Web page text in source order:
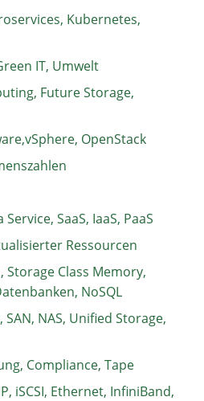
Kubernetes,
IT, Umwelt
Future Storage,
OpenStack
SaaS, IaaS, PaaS
Ressourcen
Storage Class Memory,
NoSQL
NAS, Unified Storage,
Compliance, Tape
iSCSI, Ethernet, InfiniBand,